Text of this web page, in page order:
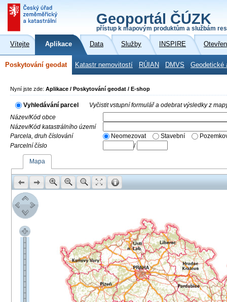
Geoportál ČÚZK
přístup k mapovým produktům a službám
Vítejte Aplikace Data Služby INSPIRE
Poskytování geodat Katastr nemovitostí RÚIAN DMVS Geodetické
Nyní jste zde: Aplikace / Poskytování geodat / E-shop
Vyhledávání parcel
Vyčistit vstupní formulář a odebrat výsledky z
Název/Kód obce
Název/Kód katastrálního území
Parcela, druh číslování
Neomezovat Stavební
Parcelní číslo
/
Mapa